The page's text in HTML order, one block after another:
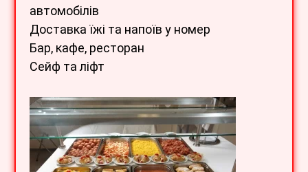
автомобілів
Доставка їжі та напоїв у номер
Бар, кафе, ресторан
Сейф та ліфт